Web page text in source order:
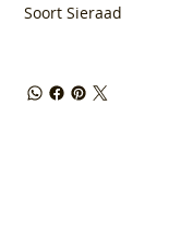
Soort Sieraad